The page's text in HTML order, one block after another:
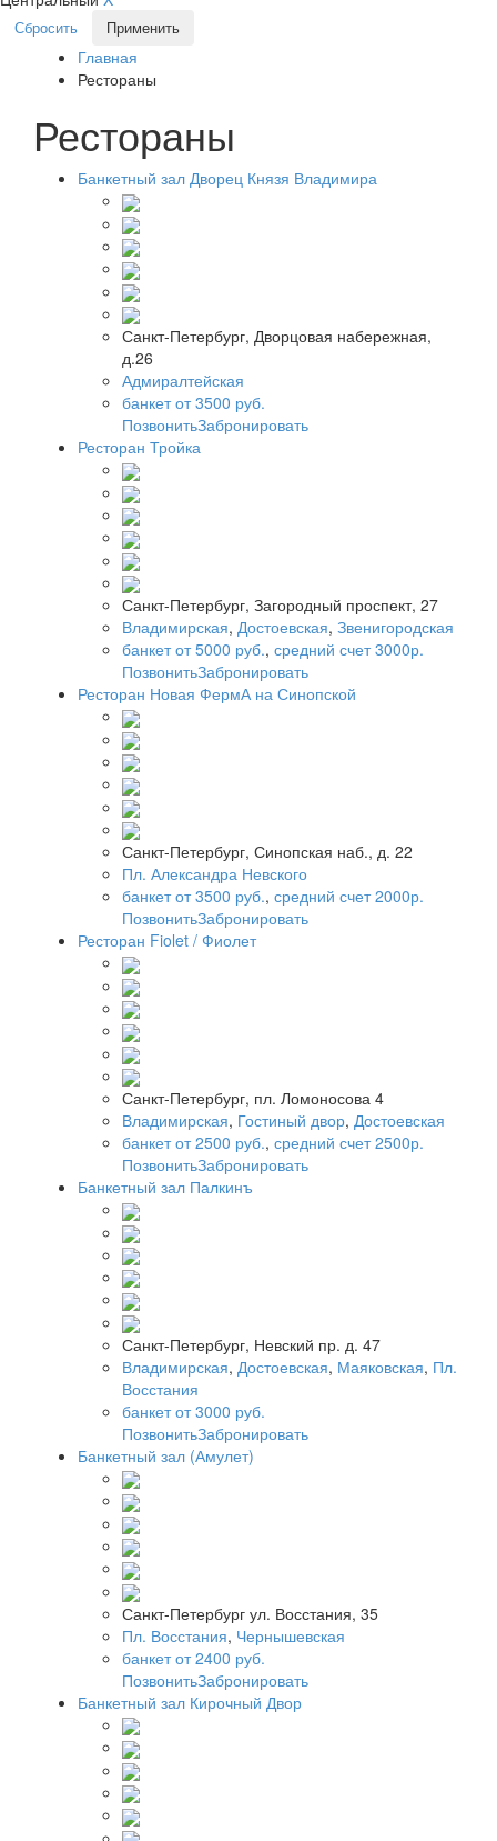
Сбросить Применить
Главная
Рестораны
Рестораны
Банкетный зал Дворец Князя Владимира
Санкт-Петербург, Дворцовая набережная,
д.26
Адмиралтейская
банкет от 3500 руб.
ПозвонитьЗабронировать
Ресторан Тройка
Санкт-Петербург, Загородный проспект, 27
Владимирская, Достоевская, Звенигородская
банкет от 5000 руб., средний счет 3000р.
ПозвонитьЗабронировать
Ресторан Новая ФермА на Синопской
Санкт-Петербург, Синопская наб., д. 22
Пл. Александра Невского
банкет от 3500 руб., средний счет 2000р.
ПозвонитьЗабронировать
Ресторан Fiolet / Фиолет
Санкт-Петербург, пл. Ломоносова 4
Владимирская, Гостиный двор, Достоевская
банкет от 2500 руб., средний счет 2500р.
ПозвонитьЗабронировать
Банкетный зал Палкинъ
Санкт-Петербург, Невский пр. д. 47
Владимирская, Достоевская, Маяковская, Пл.
Восстания
банкет от 3000 руб.
ПозвонитьЗабронировать
Банкетный зал (Амулет)
Санкт-Петербург ул. Восстания, 35
Пл. Восстания, Чернышевская
банкет от 2400 руб.
ПозвонитьЗабронировать
Банкетный зал Кирочный Двор